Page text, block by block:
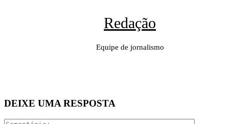
Redação
Equipe de jornalismo
DEIXE UMA RESPOSTA